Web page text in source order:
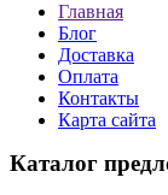
Главная
Блог
Доставка
Оплата
Контакты
Карта сайта
Каталог